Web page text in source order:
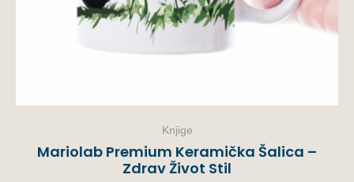
Knjige
Mariolab Premium Keramička Šalica –
Zdrav Život Stil